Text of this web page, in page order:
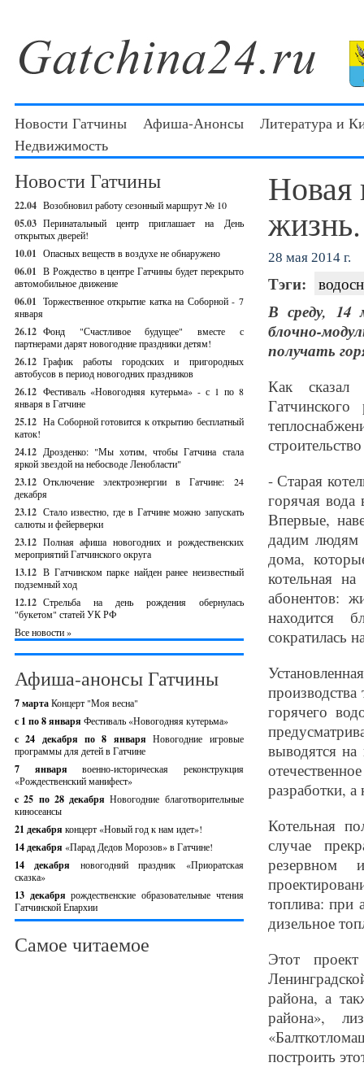
Новости Гатчины Афиша-Анонсы
Литература и
Недвижимость
Новости Гатчины
22.04 Возобновил работу сезонный маршрут № 10
05.03 Перинатальный центр приглашает на День
открытых дверей!
10.01 Опасных веществ в воздухе не обнаружено
06.01 В Рождество в центре Гатчины будет перекрыто
автомобильное движение
06.01 Торжественное открытие катка на Соборной - 7
января
26.12 Фонд "Счастливое будущее" вместе с
партнерами дарят новогодние праздники детям!
26.12 График работы городских и пригородных
автобусов в период новогодних праздников
26.12 Фестиваль «Новогодняя кутерьма» - с 1 по 8
января в Гатчине
25.12 На Соборной готовится к открытию бесплатный
каток!
24.12 Дрозденко: "Мы хотим, чтобы Гатчина стала
яркой звездой на небосводе Ленобласти"
23.12 Отключение электроэнергии в Гатчине: 24
декабря
23.12 Стало известно, где в Гатчине можно запускать
салюты и фейерверки
23.12 Полная афиша новогодних и рождественских
мероприятий Гатчинского округа
13.12 В Гатчинском парке найден ранее неизвестный
подземный ход
12.12 Стрельба на день рождения обернулась
"букетом" статей УК РФ
Все новости »
Афиша-анонсы Гатчины
7 мартаКонцерт "Моя весна"
с 1 по 8 января Фестиваль «Новогодняя кутерьма»
с 24 декабря по 8 январяНовогодние игровые
программы для детей в Гатчине
7 январявоенно-историческая реконструкция
«Рождественский манифест»
c 25 по 28 декабряНовогодние благотворительные
киносеансы
21 декабря концерт «Новый год к нам идет»!
14 декабря «Парад Дедов Морозов» в Гатчине!
14 декабря новогодний праздник «Приоратская
сказка»
13 декабрярождественские образовательные чтения
Гатчинской Епархии
Самое читаемое
Новая
28 мая 2014 г.
Тэги:
В среду, 14
блочно-
получать
Как сказал
- Старая
горячая
Впервые,
дадим людям
дома,
котельная
абонентов:
находится
сократилась
горячего
выводятся на
разработки, а
Котельная
случае
резервном
топлива: при
дизельное
Этот
района, а
района»,
построить